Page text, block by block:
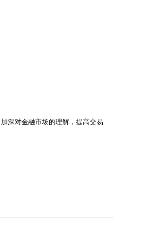
深对金融市场的理解，提高交易